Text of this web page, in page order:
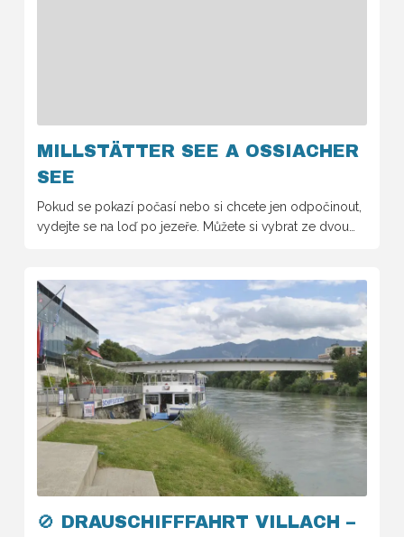
MILLSTÄTTER SEE A OSSIACHER
SEE
Pokud se pokazí počasí nebo si chcete jen odpočinout,
vydejte se na loď po jezeře. Můžete si vybrat ze dvou…
🚫 DRAUSCHIFFFAHRT VILLACH –